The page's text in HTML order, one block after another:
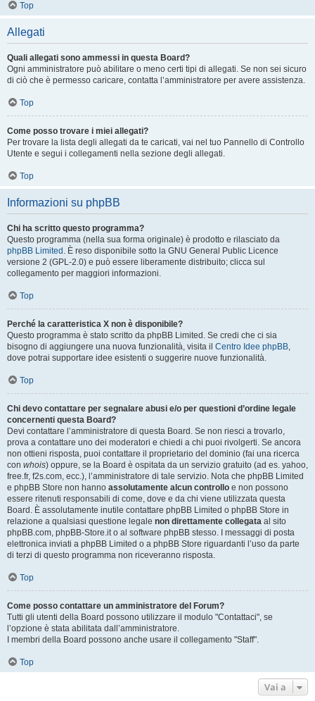
Top
Allegati
Quali allegati sono ammessi in questa Board?
Ogni amministratore può abilitare o meno certi tipi di allegati. Se non sei sicuro
di ciò che è permesso caricare, contatta l’amministratore per avere assistenza.
Top
Come posso trovare i miei allegati?
Per trovare la lista degli allegati da te caricati, vai nel tuo Pannello di Controllo
Utente e segui i collegamenti nella sezione degli allegati.
Top
Informazioni su phpBB
Chi ha scritto questo programma?
Questo programma (nella sua forma originale) è prodotto e rilasciato da
phpBB Limited . È reso disponibile sotto la GNU General Public Licence
versione 2 (GPL-2.0) e può essere liberamente distribuito; clicca sul
collegamento per maggiori informazioni.
Top
Perché la caratteristica X non è disponibile?
Questo programma è stato scritto da phpBB Limited. Se credi che ci sia
bisogno di aggiungere una nuova funzionalità, visita il Centro Idee phpBB,
dove potrai supportare idee esistenti o suggerire nuove funzionalità.
Top
Chi devo contattare per segnalare abusi e/o per questioni d’ordine legale
concernenti questa Board?
Devi contattare l’amministratore di questa Board. Se non riesci a trovarlo,
prova a contattare uno dei moderatori e chiedi a chi puoi rivolgerti. Se ancora
non ottieni risposta, puoi contattare il proprietario del dominio (fai una ricerca
con whois) oppure, se la Board è ospitata da un servizio gratuito (ad es. yahoo,
free.fr, f2s.com, ecc.), l’amministratore di tale servizio. Nota che phpBB Limited
e phpBB Store non hanno assolutamente alcun controllo e non possono
essere ritenuti responsabili di come, dove e da chi viene utilizzata questa
Board. È assolutamente inutile contattare phpBB Limited o phpBB Store in
relazione a qualsiasi questione legale non direttamente collegata al sito
phpBB.com, phpBB-Store.it o al software phpBB stesso. I messaggi di posta
elettronica inviati a phpBB Limited o a phpBB Store riguardanti l’uso da parte
di terzi di questo programma non riceveranno risposta.
Top
Come posso contattare un amministratore del Forum?
Tutti gli utenti della Board possono utilizzare il modulo "Contattaci", se
l’opzione è stata abilitata dall’amministratore.
I membri della Board possono anche usare il collegamento "Staff".
Top
Vai a